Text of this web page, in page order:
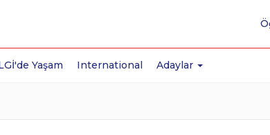
Yaşam International Adaylar